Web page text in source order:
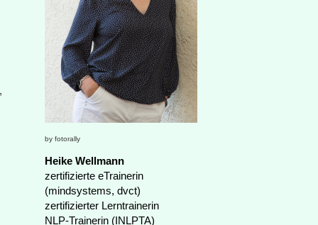
by fotorally
Heike Wellmann
zertifizierte eTrainerin
(mindsystems, dvct)
zertifizierter Lerntrainerin
NLP-Trainerin (INLPTA)